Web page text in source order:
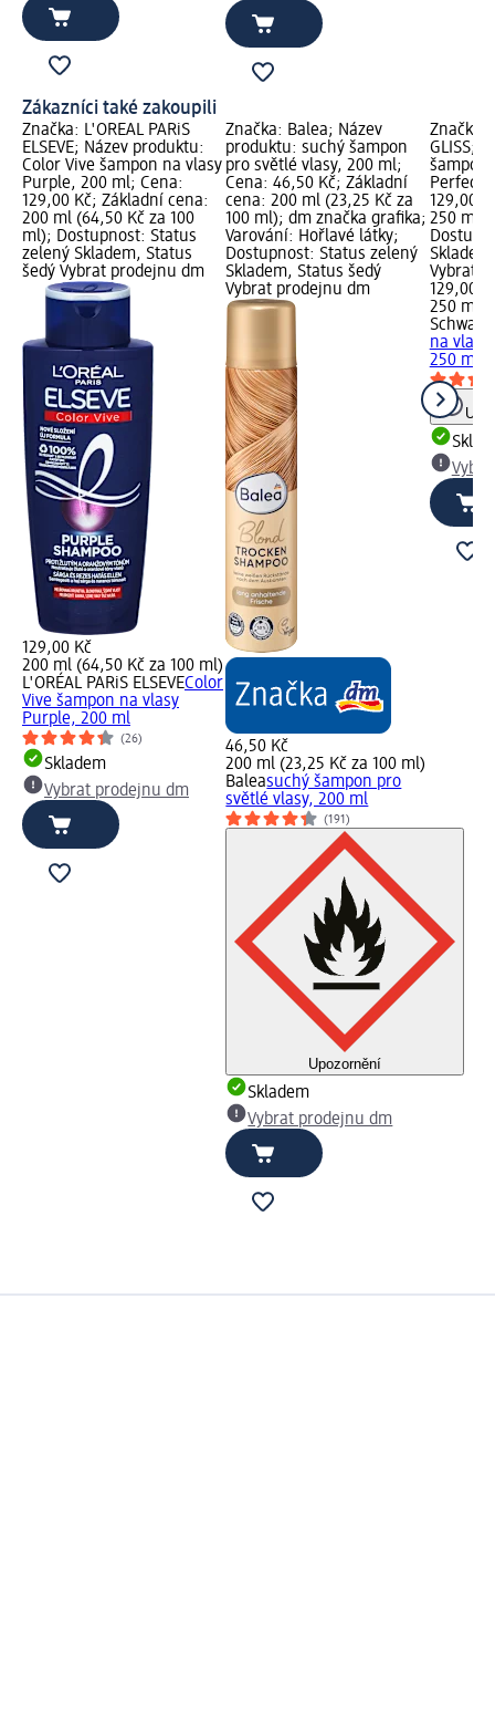
Zákazníci také zakoupili
Značka: L'ORÉAL PARiS
ELSEVE; Název produktu:
Color Vive šampon na vlasy
Purple, 200 ml; Cena:
129,00 Kč; Základní cena:
200 ml (64,50 Kč za 100
ml); Dostupnost: Status
zelený Skladem, Status
šedý Vybrat prodejnu dm
129,00 Kč
200 ml (64,50 Kč za 100 ml)
L'ORÉAL PARiS ELSEVEColor
Vive šampon na vlasy
Purple, 200 ml
(26)
Skladem
Vybrat prodejnu dm
Značka: Balea; Název
produktu: suchý šampon
pro světlé vlasy, 200 ml;
Cena: 46,50 Kč; Základní
cena: 200 ml (23,25 Kč za
100 ml); dm značka grafika;
Varování: Hořlavé látky;
Dostupnost: Status zelený
Skladem, Status šedý
Vybrat prodejnu dm
46,50 Kč
200 ml (23,25 Kč za 100 ml)
Baleasuchý šampon pro
světlé vlasy, 200 ml
(191)
Upozornění
Skladem
Vybrat prodejnu dm
Značka:
GLISS;
šampon
129,00
250 ml
Vybrat
129,00
250 ml
na vlasy
250 ml